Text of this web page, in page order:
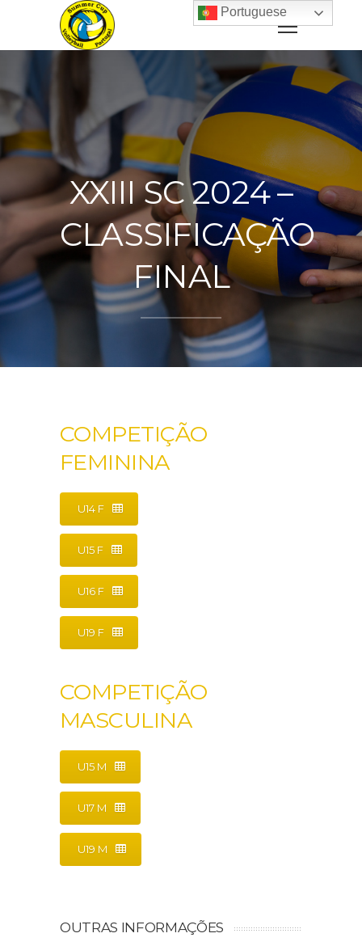
XXIII SC 2024 –
CLASSIFICAÇÃO
FINAL
COMPETIÇÃO
FEMININA
U14 F
U15 F
U16 F
U19 F
COMPETIÇÃO
MASCULINA
U15 M
U17 M
U19 M
OUTRAS INFORMAÇÕES
Portuguese